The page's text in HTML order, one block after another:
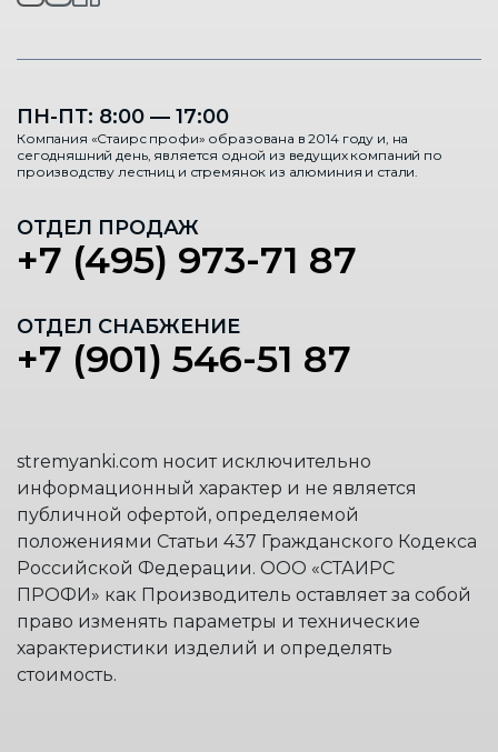
ПН-ПТ: 8:00 — 17:00
Компания «Стаирс профи» образована в 2014 году и, на
сегодняшний день, является одной из ведущих компаний по
производству лестниц и стремянок из алюминия и стали.
ОТДЕЛ ПРОДАЖ
+7 (495) 973-71 87
ОТДЕЛ СНАБЖЕНИЕ
+7 (901) 546-51 87
stremyanki.com носит исключительно
информационный характер и не является
публичной офертой, определяемой
положениями Статьи 437 Гражданского Кодекса
Российской Федерации. ООО «СТАИРС
ПРОФИ» как Производитель оставляет за собой
право изменять параметры и технические
характеристики изделий и определять
стоимость.